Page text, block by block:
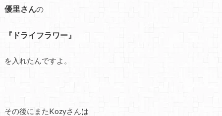
優里さんの
『ドライフラワー』
を入れたんですよ。
その後にまたKozyさんは